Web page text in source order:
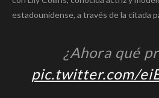
estadounidense, a través de la citada
¿Ahora qué
pic.twitter.com/